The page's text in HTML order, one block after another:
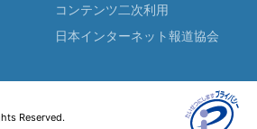
コンテンツ二次利用
日本インターネット報道協会
Reserved.